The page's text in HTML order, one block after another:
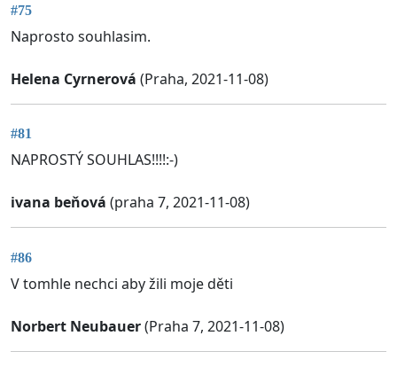
#75
Naprosto souhlasim.
Helena Cyrnerová (Praha, 2021-11-08)
#81
NAPROSTÝ SOUHLAS!!!!:-)
ivana beňová (praha 7, 2021-11-08)
#86
V tomhle nechci aby žili moje děti
Norbert Neubauer(Praha 7, 2021-11-08)